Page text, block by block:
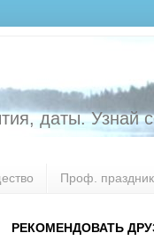
даты. Узнай
Проф.
РЕКОМЕНДОВАТЬ